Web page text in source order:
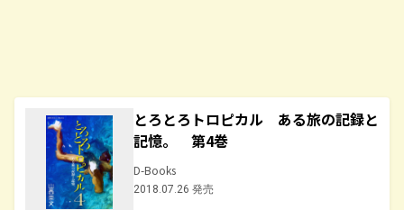
とろとろトロピカル ある旅の記録と
記憶。 第4巻
D-Books
2018.07.26 発売